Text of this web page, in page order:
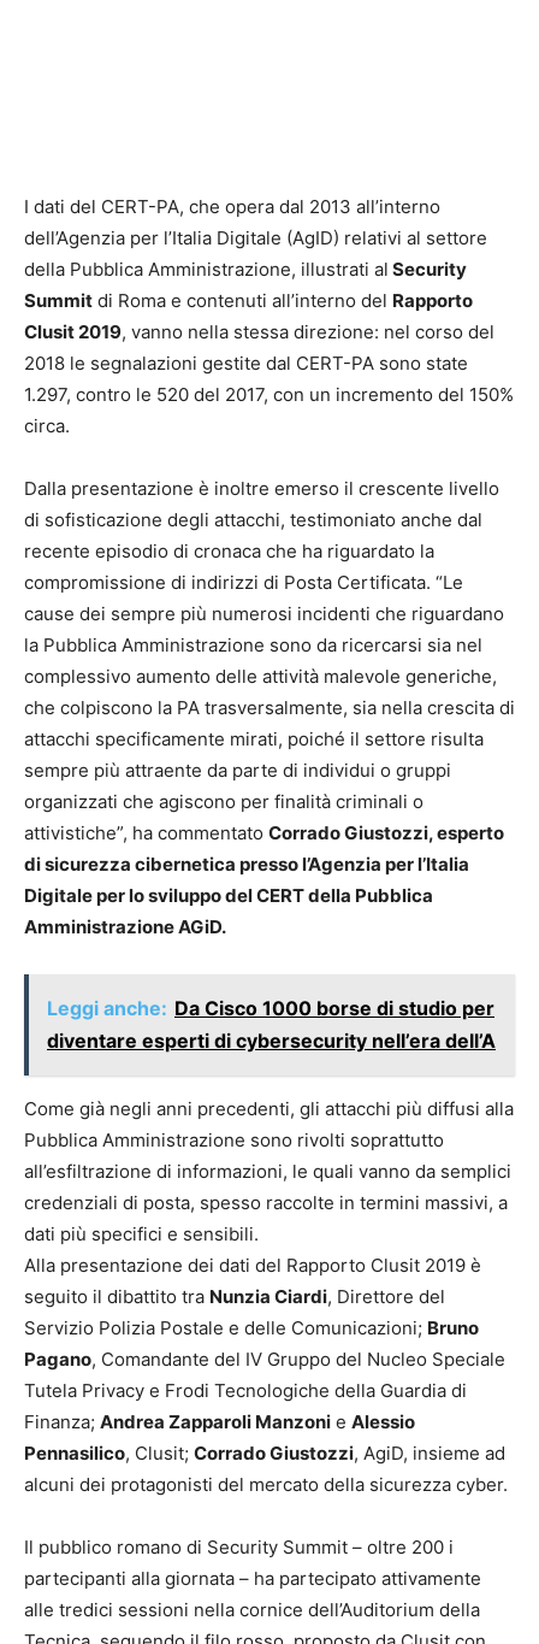
I dati del CERT-PA, che opera dal 2013 all’interno
dell’Agenzia per l’Italia Digitale (AgID) relativi al settore
della Pubblica Amministrazione, illustrati al Security
Summit di Roma e contenuti all’interno del Rapporto
Clusit 2019, vanno nella stessa direzione: nel corso del
2018 le segnalazioni gestite dal CERT-PA sono state
1.297, contro le 520 del 2017, con un incremento del 150%
circa.
Dalla presentazione è inoltre emerso il crescente livello
di sofisticazione degli attacchi, testimoniato anche dal
recente episodio di cronaca che ha riguardato la
compromissione di indirizzi di Posta Certificata. “Le
cause dei sempre più numerosi incidenti che riguardano
la Pubblica Amministrazione sono da ricercarsi sia nel
complessivo aumento delle attività malevole generiche,
che colpiscono la PA trasversalmente, sia nella crescita di
attacchi specificamente mirati, poiché il settore risulta
sempre più attraente da parte di individui o gruppi
organizzati che agiscono per finalità criminali o
attivistiche”, ha commentato Corrado Giustozzi, esperto
di sicurezza cibernetica presso l’Agenzia per l’Italia
Digitale per lo sviluppo del CERT della Pubblica
Amministrazione AGiD.
Leggi anche: Da Cisco 1000 borse di studio per
diventare esperti di cybersecurity nell’era dell’A
Come già negli anni precedenti, gli attacchi più diffusi alla
Pubblica Amministrazione sono rivolti soprattutto
all’esfiltrazione di informazioni, le quali vanno da semplici
credenziali di posta, spesso raccolte in termini massivi, a
dati più specifici e sensibili.
Alla presentazione dei dati del Rapporto Clusit 2019 è
seguito il dibattito tra Nunzia Ciardi, Direttore del
Servizio Polizia Postale e delle Comunicazioni; Bruno
Pagano, Comandante del IV Gruppo del Nucleo Speciale
Tutela Privacy e Frodi Tecnologiche della Guardia di
Finanza; Andrea Zapparoli Manzoni e Alessio
Pennasilico, Clusit; Corrado Giustozzi, AgiD, insieme ad
alcuni dei protagonisti del mercato della sicurezza cyber.
Il pubblico romano di Security Summit – oltre 200 i
partecipanti alla giornata – ha partecipato attivamente
alle tredici sessioni nella cornice dell’Auditorium della